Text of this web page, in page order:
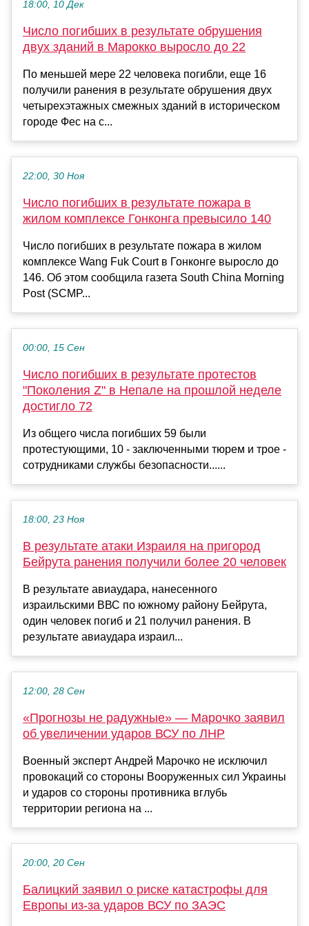
18:00, 10 Дек
Число погибших в результате обрушения
двух зданий в Марокко выросло до 22
По меньшей мере 22 человека погибли, еще 16
получили ранения в результате обрушения двух
четырехэтажных смежных зданий в историческом
городе Фес на с...
22:00, 30 Ноя
Число погибших в результате пожара в
жилом комплексе Гонконга превысило 140
Число погибших в результате пожара в жилом
комплексе Wang Fuk Court в Гонконге выросло до
146. Об этом сообщила газета South China Morning
Post (SCMP...
00:00, 15 Сен
Число погибших в результате протестов
"Поколения Z" в Непале на прошлой неделе
достигло 72
Из общего числа погибших 59 были
протестующими, 10 - заключенными тюрем и трое -
сотрудниками службы безопасности......
18:00, 23 Ноя
В результате атаки Израиля на пригород
Бейрута ранения получили более 20 человек
В результате авиаудара, нанесенного
израильскими ВВС по южному району Бейрута,
один человек погиб и 21 получил ранения. В
результате авиаудара израил...
12:00, 28 Сен
«Прогнозы не радужные» — Марочко заявил
об увеличении ударов ВСУ по ЛНР
Военный эксперт Андрей Марочко не исключил
провокаций со стороны Вооруженных сил Украины
и ударов со стороны противника вглубь
территории региона на ...
20:00, 20 Сен
Балицкий заявил о риске катастрофы для
Европы из-за ударов ВСУ по ЗАЭС